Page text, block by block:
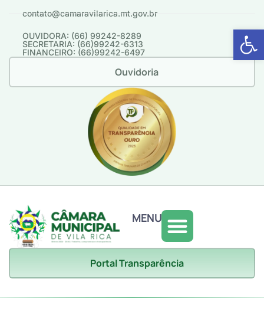
Abrir
contato@camaravilarica.mt.gov.br
OUVIDORA: (66) 99242-8289
SECRETARIA: (66)99242-6313
FINANCEIRO: (66)99242-6497
Ouvidoria
MENU
Portal Transparência